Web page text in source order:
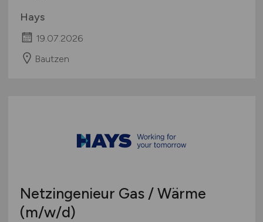
Hays
19.07.2026
Bautzen
Netzingenieur Gas / Wärme
(m/w/d)